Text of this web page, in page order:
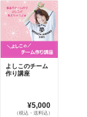
よしこのチーム
作り講座
¥5,000
（税込・送料込）